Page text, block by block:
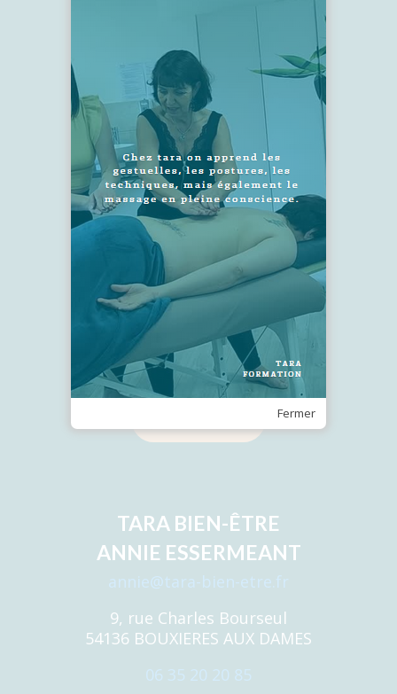
SUIVEZ-NOUS !
Recevez notre Newsletter
TARA BIEN-ÊTRE
ANNIE ESSERMEANT
annie@tara-bien-etre.fr
9, rue Charles Bourseul
54136 BOUXIERES AUX DAMES
06 35 20 20 85
Fermer